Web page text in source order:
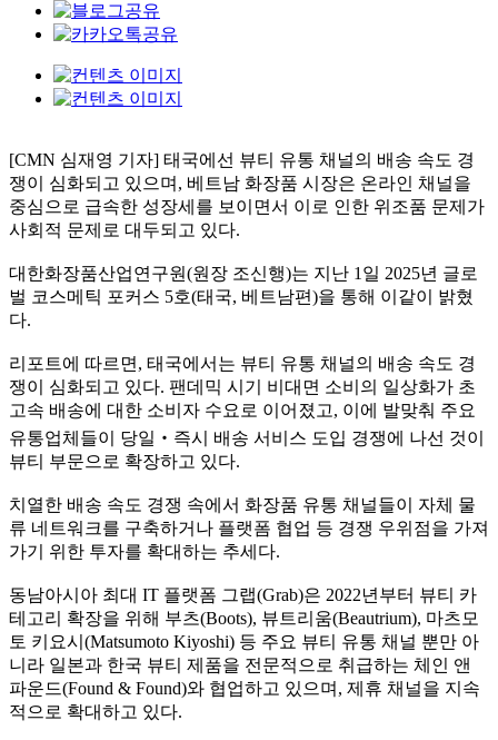
[CMN 심재영 기자] 태국에선 뷰티 유통 채널의 배송 속도 경
쟁이 심화되고 있으며, 베트남 화장품 시장은 온라인 채널을
중심으로 급속한 성장세를 보이면서 이로 인한 위조품 문제가
사회적 문제로 대두되고 있다.
대한화장품산업연구원(원장 조신행)는 지난 1일 2025년 글로
벌 코스메틱 포커스 5호(태국, 베트남편)을 통해 이같이 밝혔
다.
리포트에 따르면, 태국에서는 뷰티 유통 채널의 배송 속도 경
쟁이 심화되고 있다. 팬데믹 시기 비대면 소비의 일상화가 초
고속 배송에 대한 소비자 수요로 이어졌고, 이에 발맞춰 주요
유통업체들이 당일‧즉시 배송 서비스 도입 경쟁에 나선 것이
뷰티 부문으로 확장하고 있다.
치열한 배송 속도 경쟁 속에서 화장품 유통 채널들이 자체 물
류 네트워크를 구축하거나 플랫폼 협업 등 경쟁 우위점을 가져
가기 위한 투자를 확대하는 추세다.
동남아시아 최대 IT 플랫폼 그랩(Grab)은 2022년부터 뷰티 카
테고리 확장을 위해 부츠(Boots), 뷰트리움(Beautrium), 마츠모
토 키요시(Matsumoto Kiyoshi) 등 주요 뷰티 유통 채널 뿐만 아
니라 일본과 한국 뷰티 제품을 전문적으로 취급하는 체인 앤
파운드(Found & Found)와 협업하고 있으며, 제휴 채널을 지속
적으로 확대하고 있다.